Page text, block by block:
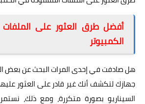
أفضل طرق العثور على
الكمبيوتر
هل صادفت في إحدى المرات البحث عن بعض
جهازك لتكشف أنك غير قادر على العثور
السيناريو بصورة متكررة، ومع ذلك،